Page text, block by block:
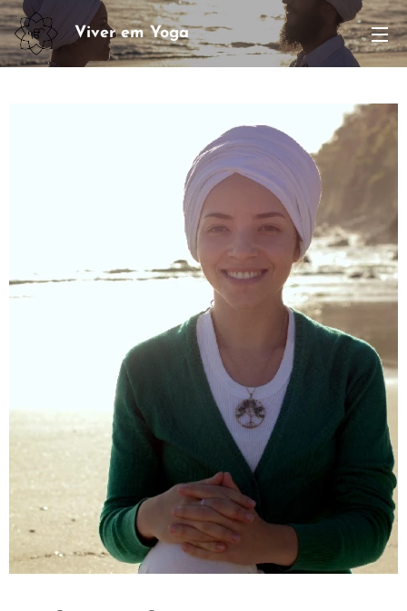
Viver em Yoga